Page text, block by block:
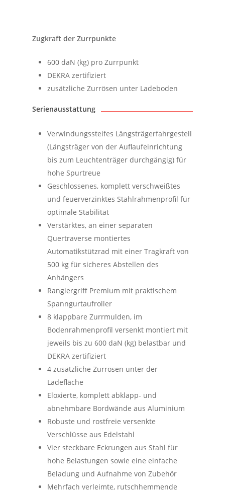
Zugkraft der Zurrpunkte
600 daN (kg) pro Zurrpunkt
DEKRA zertifiziert
zusätzliche Zurrösen unter Ladeboden
Serienausstattung
Verwindungssteifes Längsträgerfahrgestell
(Längsträger von der Auflaufeinrichtung
bis zum Leuchtenträger durchgängig) für
hohe Spurtreue
Geschlossenes, komplett verschweißtes
und feuerverzinktes Stahlrahmenprofil für
optimale Stabilität
Verstärktes, an einer separaten
Quertraverse montiertes
Automatikstützrad mit einer Tragkraft von
500 kg für sicheres Abstellen des
Anhängers
Rangiergriff Premium mit praktischem
Spanngurtaufroller
8 klappbare Zurrmulden, im
Bodenrahmenprofil versenkt montiert mit
jeweils bis zu 600 daN (kg) belastbar und
DEKRA zertifiziert
4 zusätzliche Zurrösen unter der
Ladefläche
Eloxierte, komplett abklapp- und
abnehmbare Bordwände aus Aluminium
Robuste und rostfreie versenkte
Verschlüsse aus Edelstahl
Vier steckbare Eckrungen aus Stahl für
hohe Belastungen sowie eine einfache
Beladung und Aufnahme von Zubehör
Mehrfach verleimte, rutschhemmende